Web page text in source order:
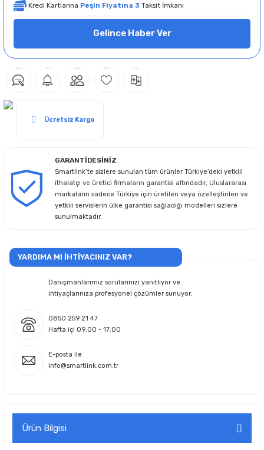
Kredi Kartlarına Peşin Fiyatına 3 Taksit İmkanı
Gelince Haber Ver
Ücretsiz Kargo
GARANTİDESİNİZ
Smartlink’te sizlere sunulan tüm ürünler Türkiye’deki yetkili
ithalatçı ve üretici firmaların garantisi altındadır, Uluslararası
markaların sadece Türkiye için üretilen veya özelleştirilen ve
yetkili servislerin ülke garantisi sağladığı modelleri sizlere
sunulmaktadır.
YARDIMA MI İHTİYACINIZ VAR?
Danışmanlarımız sorularınızı yanıtlıyor ve
ihtiyaçlarınıza profesyonel çözümler sunuyor.
0850 259 21 47
Hafta içi 09:00 - 17:00
E-posta ile
info@smartlink.com.tr
Ürün Bilgisi